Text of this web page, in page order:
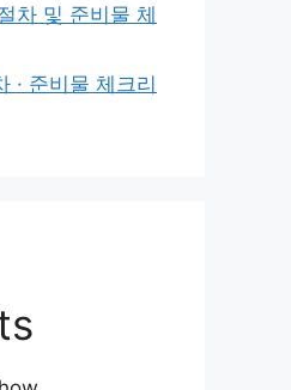
차 및 준비물 체
· 준비물 체크리